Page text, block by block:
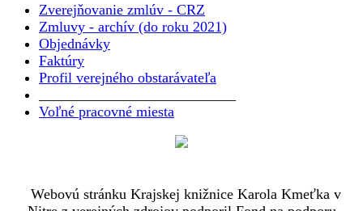
Zverejňovanie zmlúv - CRZ
Zmluvy - archív (do roku 2021)
Objednávky
Faktúry
Profil verejného obstarávateľa
Voľné pracovné miesta
Webovú stránku Krajskej knižnice Karola Kmeťka v